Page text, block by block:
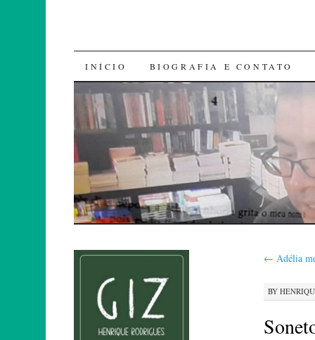
SKIP
TO
CONTENT
INÍCIO BIOGRAFIA E CONTATO
← Adélia
BY